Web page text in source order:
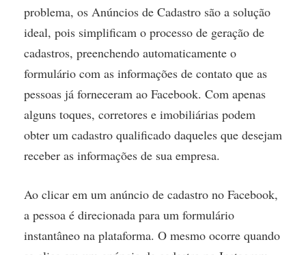
problema, os Anúncios de Cadastro são a solução
ideal, pois simplificam o processo de geração de
cadastros, preenchendo automaticamente o
formulário com as informações de contato que as
pessoas já forneceram ao Facebook. Com apenas
alguns toques, corretores e imobiliárias podem
obter um cadastro qualificado daqueles que desejam
receber as informações de sua empresa.
Ao clicar em um anúncio de cadastro no Facebook,
a pessoa é direcionada para um formulário
instantâneo na plataforma. O mesmo ocorre quando